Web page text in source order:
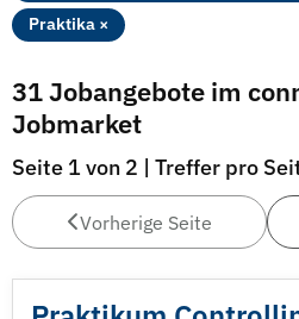
Praktika ×
31 Jobangebote im
Jobmarket
Seite 1 von 2 | Treffer pro
Vorherige Seite